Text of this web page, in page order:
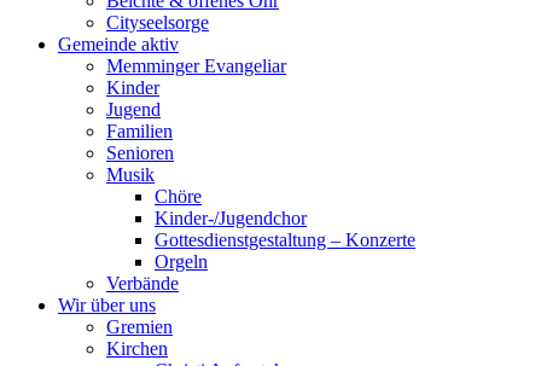
Cityseelsorge
Gemeinde aktiv
Memminger Evangeliar
Kinder
Jugend
Familien
Senioren
Musik
Chöre
Kinder-/Jugendchor
Gottesdienstgestaltung – Konzerte
Orgeln
Verbände
Wir über uns
Gremien
Kirchen